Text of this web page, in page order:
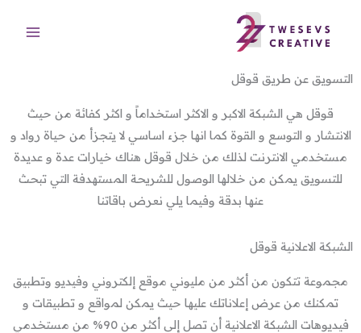
التسويق عن طريق قوقل
قوقل هي الشبكة الاكبر و الاكثر استخداماً و اكثر كفائة من حيث
الانتشار و التوسع و القوة كما انها جزء اساسي لا يتجزأ من حياة رواد و
مستخدمي الانترنت لذلك من خلال قوقل هناك خيارات عدة و عديدة
للتسويق يمكن من خلالها الوصول للشريحة المستهدفة التي تبحث
عنها بدقة وفيما يلي نعرض باقاتنا
الشبكة الاعلانية قوقل
مجموعة تتكون من أكثر من مليوني موقع إلكتروني وفيديو وتطبيق
تمكنك من عرض إعلاناتك عليها حيث يمكن لمواقع و تطبيقات و
فيديوهات الشبكة الاعلانية أن تصل إلى أكثر من 90% من مستخدمي